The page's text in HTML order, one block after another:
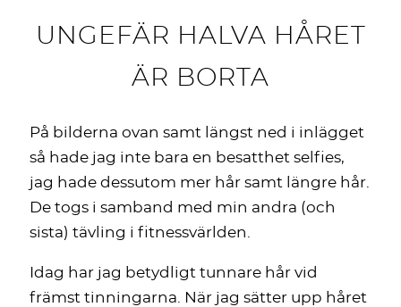
UNGEFÄR HALVA HÅRET
ÄR BORTA
På bilderna ovan samt längst ned i inlägget
så hade jag inte bara en besatthet selfies,
jag hade dessutom mer hår samt längre hår.
De togs i samband med min andra (och
sista) tävling i fitnessvärlden.
Idag har jag betydligt tunnare hår vid
främst tinningarna. När jag sätter upp håret